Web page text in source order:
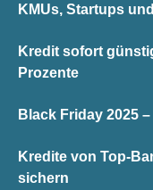
KMUs, Startups
Kredit sofort
Prozente
Black Friday 2025
Kredite von Top-
sichern